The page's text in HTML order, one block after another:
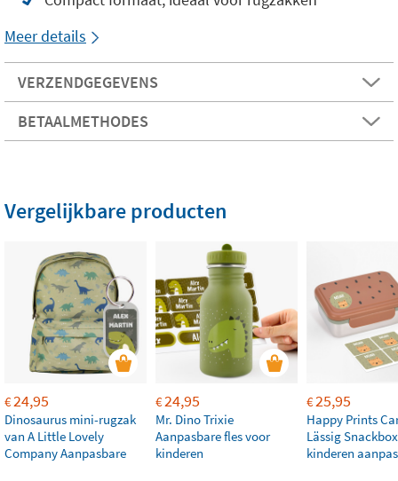
Meer details
VERZENDGEGEVENS
BETAALMETHODES
Vergelijkbare producten
€24,95
Dinosaurus mini-rugzak
van A Little Lovely
Company Aanpasbare
€24,95
Mr. Dino Trixie
Aanpasbare fles voor
kinderen
€25,95
Happy Prints
Lässig
kinderen